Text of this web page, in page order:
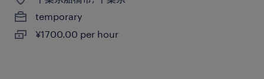
temporary
¥1700.00 per hour